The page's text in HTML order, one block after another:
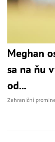
Meghan
sa na ňu
od...
Zahraniční